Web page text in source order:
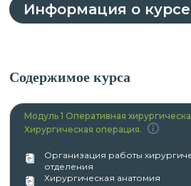
Информация о курсе
Содержимое курса
Модуль 1 Оперативная
Хирургическая операция.
Организация работы
отделения
Хирургическая анатомия